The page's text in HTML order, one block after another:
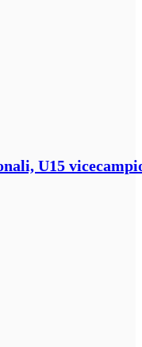
U15